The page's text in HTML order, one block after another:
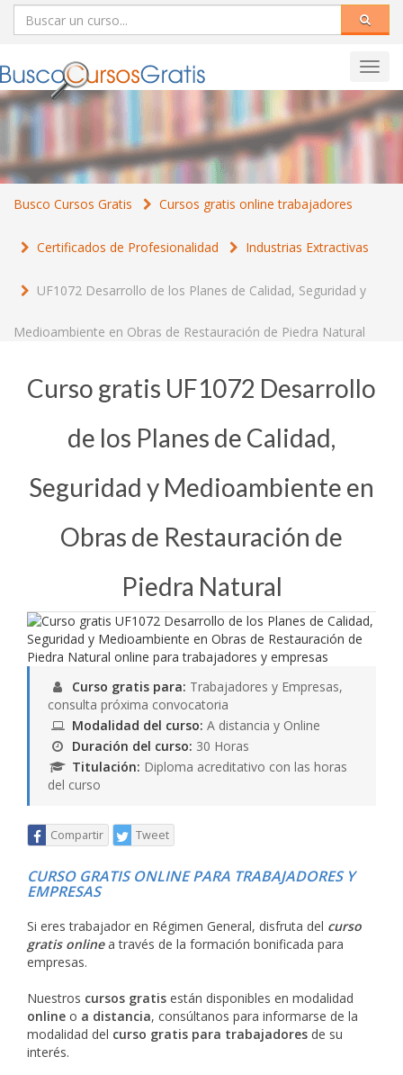
Busco Cursos Gratis Cursos gratis online trabajadores
Certificados de Profesionalidad Industrias Extractivas
UF1072 Desarrollo de los Planes de Calidad, Seguridad y
Medioambiente en Obras de Restauración de Piedra Natural
Curso gratis UF1072 Desarrollo
de los Planes de Calidad,
Seguridad y Medioambiente en
Obras de Restauración de
Piedra Natural
Curso gratis para: Trabajadores y Empresas,
consulta próxima convocatoria
Modalidad del curso: A distancia y Online
Duración del curso: 30 Horas
Titulación: Diploma acreditativo con las horas
del curso
Compartir Tweet
CURSO GRATIS ONLINE PARA TRABAJADORES Y
EMPRESAS
Si eres trabajador en Régimen General, disfruta del curso
gratis onlinea través de la formación bonificada para
empresas.
Nuestros cursos gratis están disponibles en modalidad
online o a distancia, consúltanos para informarse de la
modalidad del curso gratis para trabajadores de su
interés.